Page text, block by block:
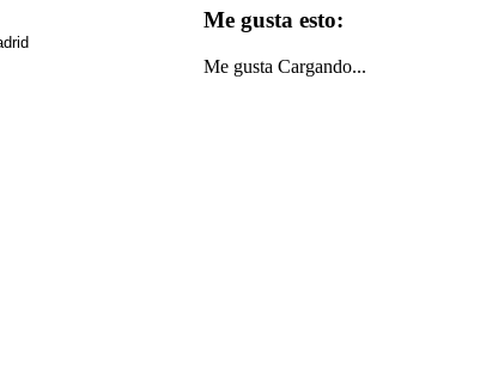
Me gusta esto:
Me gusta Cargando...